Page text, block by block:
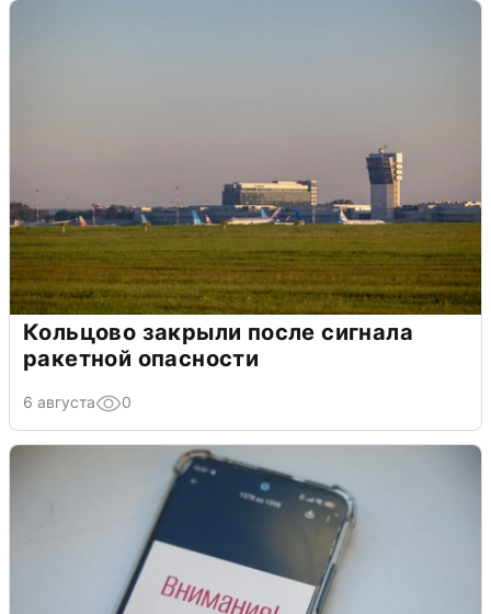
Кольцово закрыли после сигнала
ракетной опасности
6 августа 0